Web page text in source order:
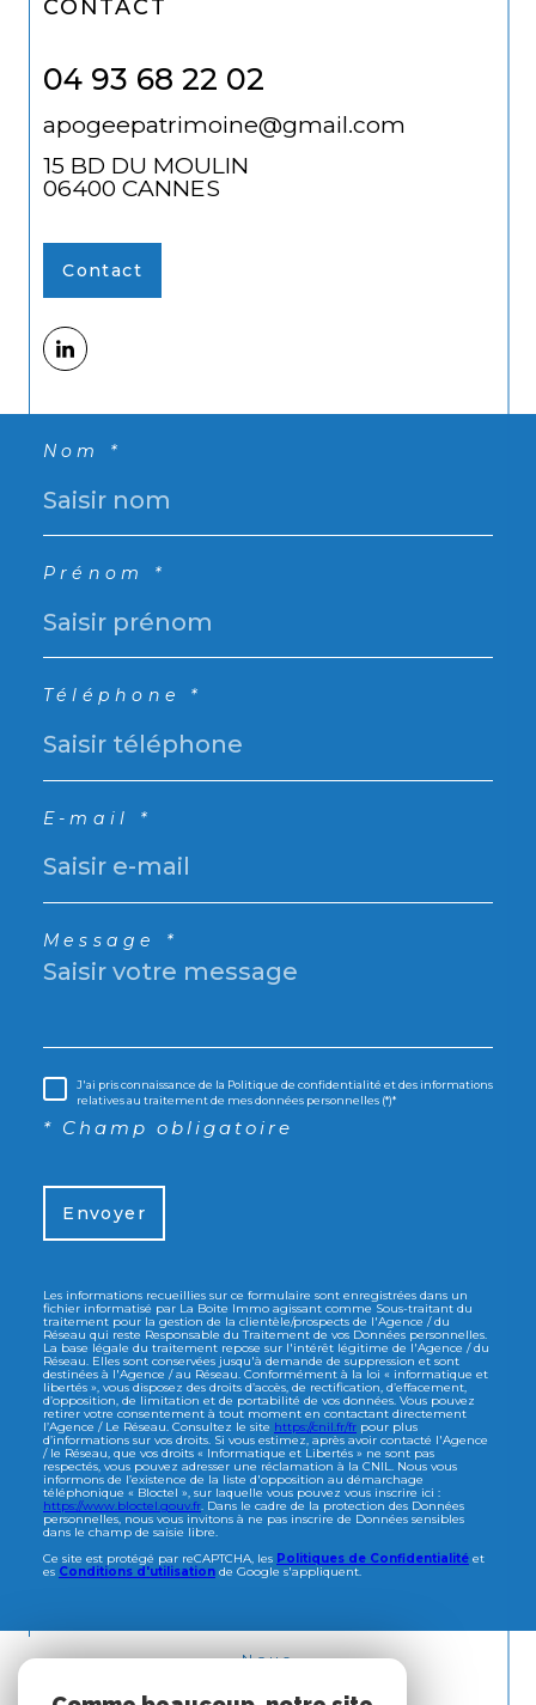
Nom *
Prénom *
Téléphone *
E-mail *
Message *
J'ai pris connaissance de la Politique de confidentialité et des informations
relatives au traitement de mes données personnelles (*)*
* Champ obligatoire
Envoyer
Les informations recueillies sur ce formulaire sont enregistrées dans un
fichier informatisé par La Boite Immo agissant comme Sous-traitant du
traitement pour la gestion de la clientèle/prospects de l'Agence / du
Réseau qui reste Responsable du Traitement de vos Données personnelles.
La base légale du traitement repose sur l'intérêt légitime de l'Agence / du
Réseau. Elles sont conservées jusqu'à demande de suppression et sont
destinées à l'Agence / au Réseau. Conformément à la loi « informatique et
libertés », vous disposez des droits d’accès, de rectification, d’effacement,
d’opposition, de limitation et de portabilité de vos données. Vous pouvez
retirer votre consentement à tout moment en contactant directement
l’Agence / Le Réseau. Consultez le site https://cnil.fr/fr pour plus
d’informations sur vos droits. Si vous estimez, après avoir contacté l'Agence
/ le Réseau, que vos droits « Informatique et Libertés » ne sont pas
respectés, vous pouvez adresser une réclamation à la CNIL. Nous vous
informons de l’existence de la liste d'opposition au démarchage
téléphonique « Bloctel », sur laquelle vous pouvez vous inscrire ici :
https://www.bloctel.gouv.fr. Dans le cadre de la protection des Données
personnelles, nous vous invitons à ne pas inscrire de Données sensibles
dans le champ de saisie libre.
Ce site est protégé par reCAPTCHA, les Politiques de Confidentialité et
es Conditions d'utilisation de Google s'appliquent.
CONTACT
04 93 68 22 02
apogeepatrimoine@gmail.com
15 BD DU MOULIN
06400 CANNES
Contact
Nous